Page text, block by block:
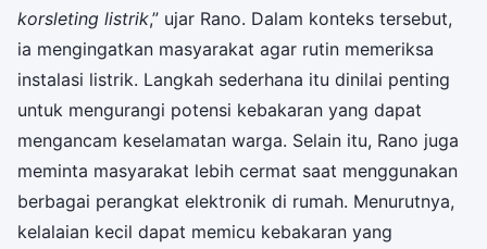
korsleting listrik,” ujar Rano. Dalam konteks tersebut,
ia mengingatkan masyarakat agar rutin memeriksa
instalasi listrik. Langkah sederhana itu dinilai penting
untuk mengurangi potensi kebakaran yang dapat
mengancam keselamatan warga. Selain itu, Rano juga
meminta masyarakat lebih cermat saat menggunakan
berbagai perangkat elektronik di rumah. Menurutnya,
kelalaian kecil dapat memicu kebakaran yang